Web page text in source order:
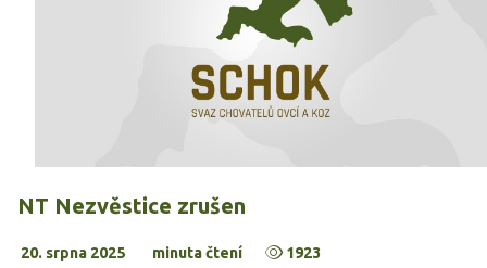
NT Nezvěstice zrušen
20. srpna 2025 minuta čtení 1923